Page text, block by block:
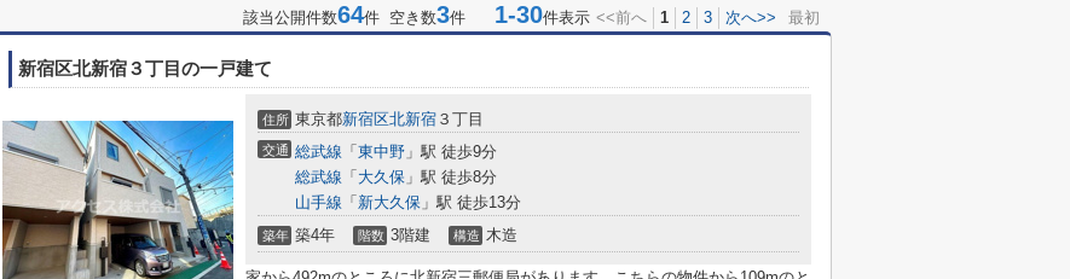
該当公開件数64件 空き数3件 1-30件表示 <<前へ 1 2 3 次へ>> 最初
新宿区北新宿３丁目の一戸建て
住所 東京都新宿区北新宿 ３丁目
交通 総武線 「 東中野 」駅 徒歩9分
総武線 「 大久保 」駅 徒歩8分
山手線 「 新大久保 」駅 徒歩13分
築年 築4年 階数 3階建 構造 木造